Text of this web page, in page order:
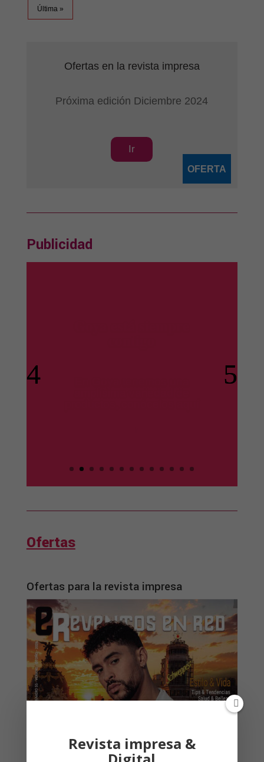
Última »
Ofertas en la revista impresa
Próxima edición Diciembre 2024
Ir
OFERTA
Publicidad
Ofertas
Ofertas para la revista impresa
Revista impresa &